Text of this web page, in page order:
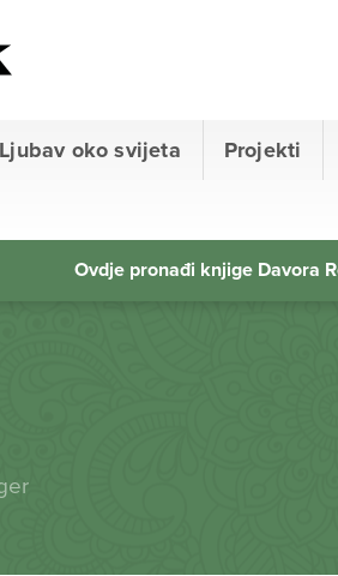
Ljubav oko svijeta Projekti
Ovdje pronađi knjige Davora